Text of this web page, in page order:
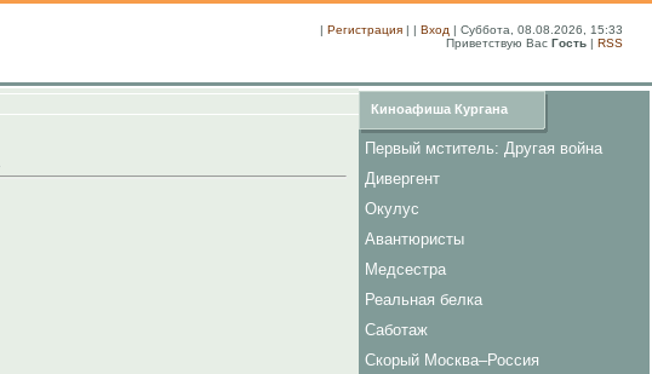
| Регистрация | | Вход | Суббота, 08.08.2026, 15:33
Приветствую Вас Гость | RSS
Киноафиша Кургана
Первый мститель: Другая война
Дивергент
Окулус
Авантюристы
Медсестра
Реальная белка
Саботаж
Скорый Москва–Россия